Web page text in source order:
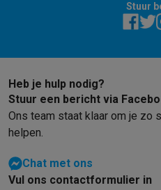
Stuur
Heb je hulp nodig?
Stuur een bericht via
Ons team staat klaar om je zo
helpen.
Chat met ons
Vul ons contactformulier in